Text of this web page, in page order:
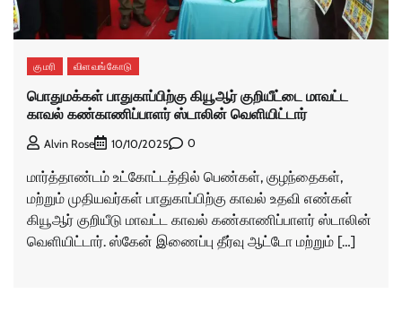
குமரி விளவங்கோடு
பொதுமக்கள் பாதுகாப்பிற்கு கியூஆர் குறியீட்டை மாவட்ட
காவல் கண்காணிப்பாளர் ஸ்டாலின் வெளியிட்டார்
Alvin Rose 10/10/2025 0
மார்த்தாண்டம் உட்கோட்டத்தில் பெண்கள், குழந்தைகள்,
மற்றும் முதியவர்கள் பாதுகாப்பிற்கு காவல் உதவி எண்கள்
கியூஆர் குறியீடு மாவட்ட காவல் கண்காணிப்பாளர் ஸ்டாலின்
வெளியிட்டார். ஸ்கேன் இணைப்பு தீர்வு ஆட்டோ மற்றும் […]